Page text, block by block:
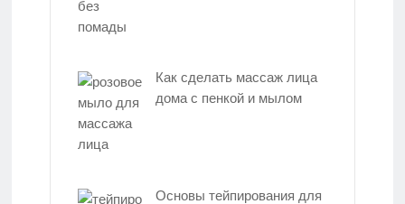
Как сделать массаж лица
дома с пенкой и мылом
Основы тейпирования для